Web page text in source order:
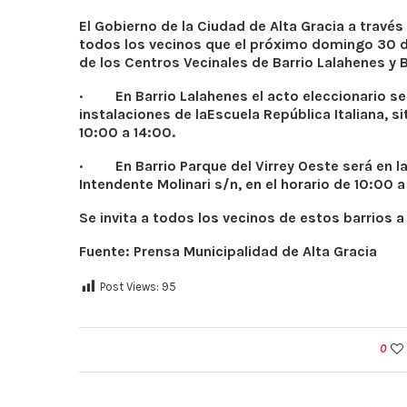
El Gobierno de la Ciudad de Alta Gracia a
todos los vecinos que el próximo domingo 30
de los Centros Vecinales de Barrio Lalahenes y
· En Barrio Lalahenes el acto eleccionario
instalaciones de laEscuela República Italiana,
10:00 a 14:00.
· En Barrio Parque del Virrey Oeste será en
Intendente Molinari s/n, en el horario de 10:00
Se invita a todos los vecinos de estos barrios
Fuente: Prensa Municipalidad de Alta Gracia
Post Views: 95
0